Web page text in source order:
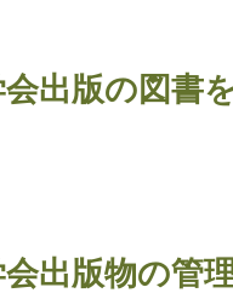
出版の図書
出版物の管